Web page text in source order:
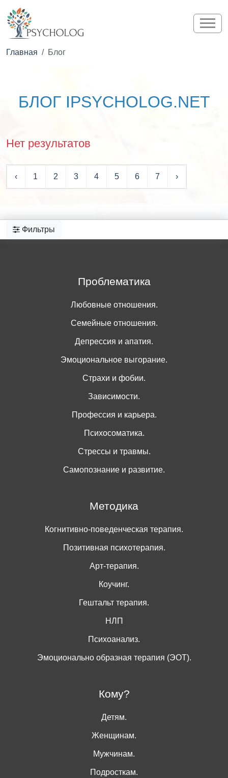
Главная Блог
БЛОГ IPSYCHOLOG.NET
Нет результатов
‹ 1 2 3 4 5 6 7 ›
Фильтры
Проблематика
Любовные отношения.
Семейные отношения.
Депрессия и апатия.
Эмоциональное выгорание.
Страхи и фобии.
Зависимости.
Профессия и карьера.
Психосоматика.
Стрессы и травмы.
Самопознание и развитие.
Методика
Когнитивно-поведенческая терапия.
Позитивная психотерапия.
Арт-терапия.
Коучинг.
Гештальт терапия.
НЛП
Психоанализ.
Эмоционально образная терапия (ЭОТ).
Кому?
Детям.
Женщинам.
Мужчинам.
Подросткам.